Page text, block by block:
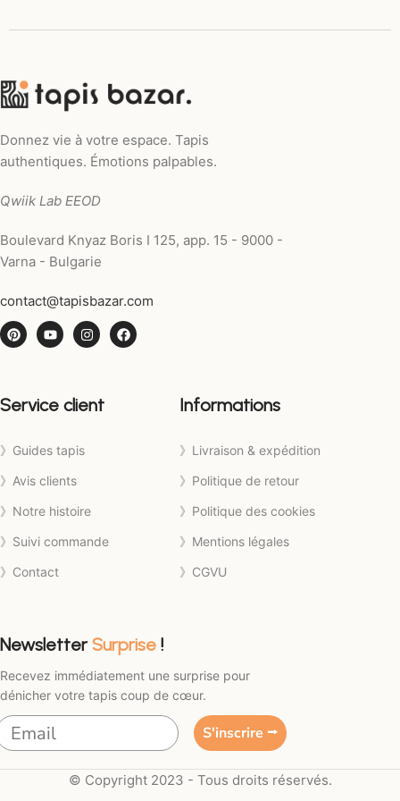
Donnez vie à votre espace. Tapis
authentiques. Émotions palpables.
Qwiik Lab EEOD
Boulevard Knyaz Boris I 125, app. 15 - 9000 -
Varna - Bulgarie
contact@tapisbazar.com
Service client
》Guides tapis
》Avis clients
》Notre histoire
》Suivi commande
》Contact
Informations
》Livraison & expédition
》Politique de retour
》Politique des cookies
》Mentions légales
》CGVU
NewsletterSurprise !
Recevez immédiatement une surprise pour
dénicher votre tapis coup de cœur.
S'inscrire ⭢
© Copyright 2023 - Tous droits réservés.